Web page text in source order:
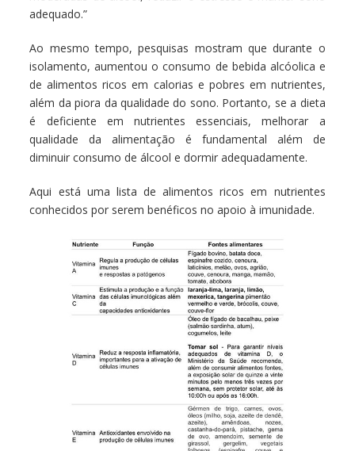
adequado.”
Ao mesmo tempo, pesquisas mostram que durante o
isolamento, aumentou o consumo de bebida alcóolica e
de alimentos ricos em calorias e pobres em nutrientes,
além da piora da qualidade do sono. Portanto, se a dieta
é deficiente em nutrientes essenciais, melhorar a
qualidade da alimentação é fundamental além de
diminuir consumo de álcool e dormir adequadamente.
Aqui está uma lista de alimentos ricos em nutrientes
conhecidos por serem benéficos no apoio à imunidade.